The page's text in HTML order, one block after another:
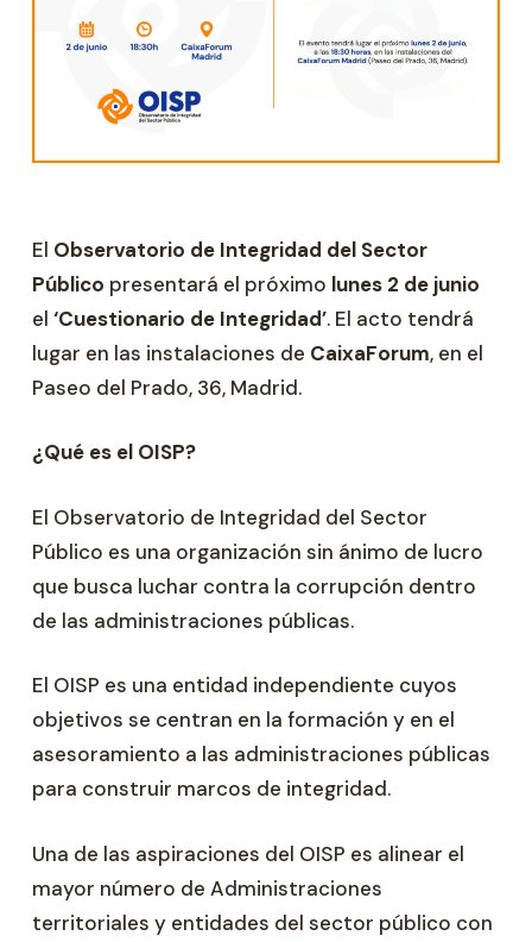
El Observatorio de Integridad del Sector
Público presentará el próximo lunes 2 de junio
el ‘Cuestionario de Integridad’. El acto tendrá
lugar en las instalaciones de CaixaForum, en el
Paseo del Prado, 36, Madrid.
¿Qué es el OISP?
El Observatorio de Integridad del Sector
Público es una organización sin ánimo de lucro
que busca luchar contra la corrupción dentro
de las administraciones públicas.
El OISP es una entidad independiente cuyos
objetivos se centran en la formación y en el
asesoramiento a las administraciones públicas
para construir marcos de integridad.
Una de las aspiraciones del OISP es alinear el
mayor número de Administraciones
territoriales y entidades del sector público con